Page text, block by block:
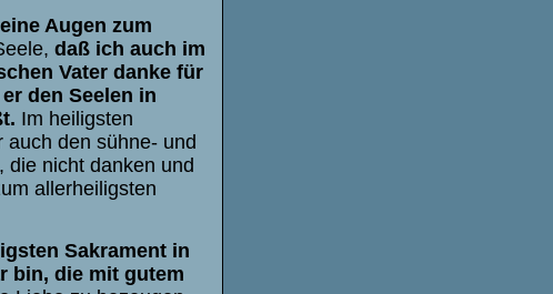
Augen zum
daß ich auch im
Vater danke für
den Seelen in
Im heiligsten
auch den sühne- und
die nicht danken und
allerheiligsten
Sakrament in
bin, die mit gutem